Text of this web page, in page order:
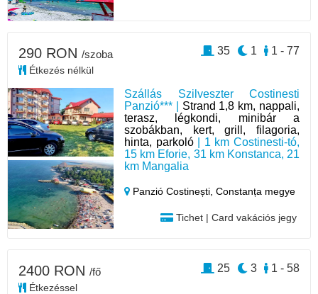
Szállás Szilveszter Costinesti
Panzió*** | Strand 1,8 km, nappali,
terasz, légkondi, minibár a
szobákban, kert, grill, filagoria,
hinta, parkoló| 1 km Costinesti-tó,
15 km Eforie, 31 km Konstanca, 21
km Mangalia
Panzió Costinești,Constanța megye
Tichet | Card vakációs jegy
290 RON /szoba
Étkezés nélkül
1 - 77
1
35
2400 RON /fő
Étkezéssel
1 - 58
3
25